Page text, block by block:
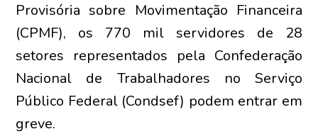
Provisória sobre Movimentação Financeira
(CPMF), os 770 mil servidores de 28
setores representados pela Confederação
Nacional de Trabalhadores no Serviço
Público Federal (Condsef) podem entrar em
greve.